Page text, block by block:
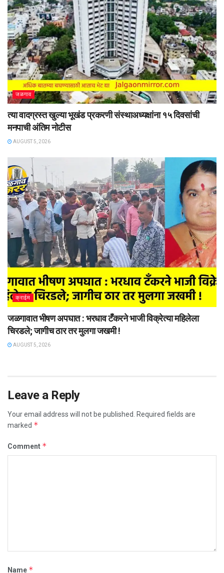
जळगाव
त्या वादग्रस्त खुल्या भूखंड प्रकरणी संस्थाअध्यक्षांना १५ दिवसांची
मनपाची अंतिम नोटीस
AUGUST 5, 2026
क्राईम
जळगावात भीषण अपघात : भरधाव टँकरने भाजी विक्रेत्या महिलेला
चिरडले; जागीच ठार तर मुलगा जखमी !
AUGUST 5, 2026
Leave a Reply
Your email address will not be published.
Required fields are
marked *
Comment *
Name *